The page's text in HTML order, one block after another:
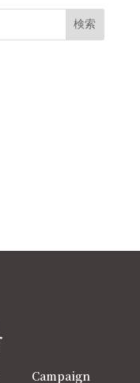
検索
Campaign